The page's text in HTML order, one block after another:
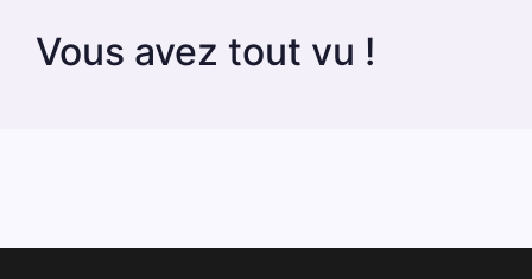
Vous avez tout vu !